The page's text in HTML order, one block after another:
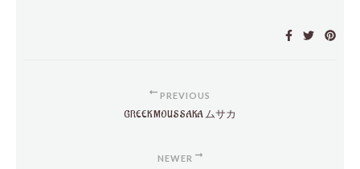
PREVIOUS
GREEK MOUSSAKA ムサカ
NEWER